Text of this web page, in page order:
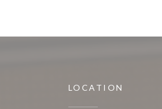
LOCATION